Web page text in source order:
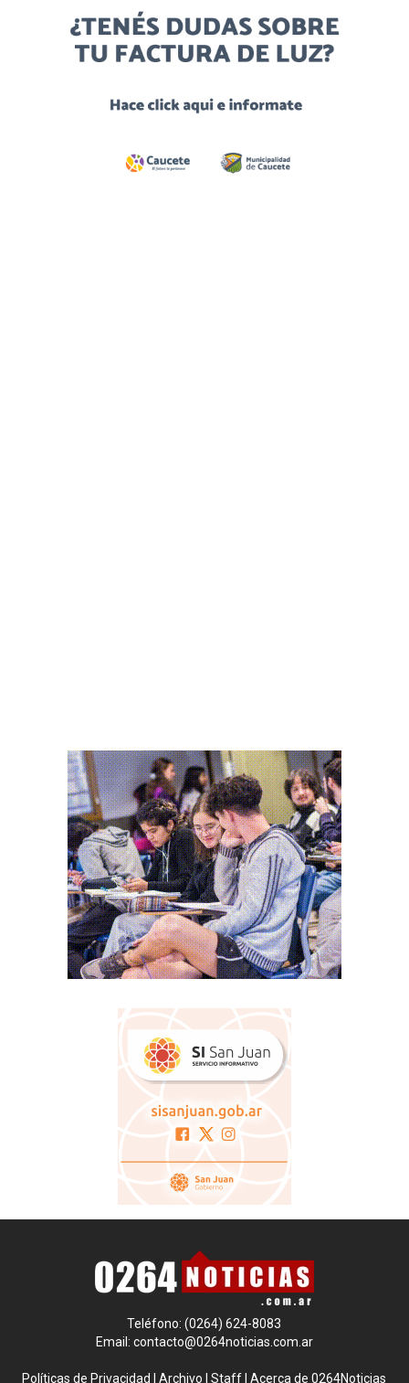
Teléfono: (0264) 624-8083
Email: contacto@0264noticias.com.ar
Políticas de Privacidad |Archivo |Staff |Acerca de 0264Noticias